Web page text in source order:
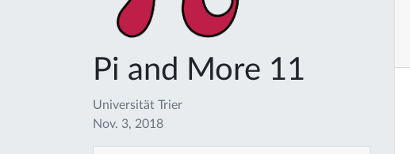
Pi and More 11
Universität Trier
Nov. 3, 2018